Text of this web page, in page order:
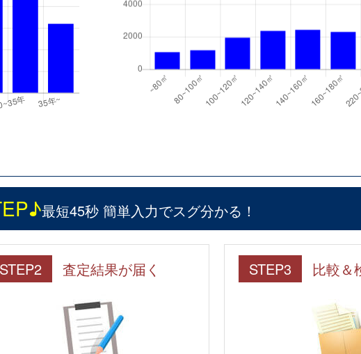
最短45秒 簡単入力でスグ分かる！
STEP2 査定結果が届く STEP3 比較＆